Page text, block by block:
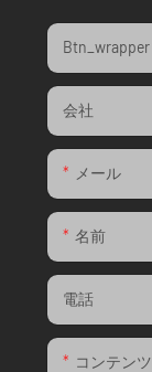
Btn_wrapper
会社
メール
名前
電話
コンテンツ